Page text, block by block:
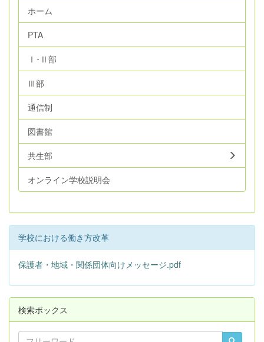
ホーム
PTA
Ⅰ･Ⅱ部
Ⅲ部
通信制
図書館
共生部
オンライン学校説明会
学校における働き方改革
保護者・地域・関係団体向けメッセージ.pdf
検索ボックス